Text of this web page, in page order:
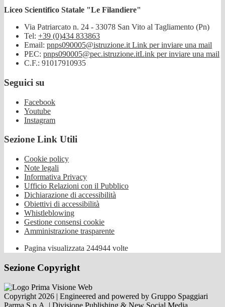
Liceo Scientifico Statale "Le Filandiere"
Via Patriarcato n. 24 - 33078 San Vito al Tagliamento (Pn)
Tel: +39 (0)434 833863
Email: pnps090005@istruzione.it Link per inviare una mail
PEC: pnps090005@pec.istruzione.itLink per inviare una mail
C.F.: 91017910935
Seguici su
Facebook
Youtube
Instagram
Sezione Link Utili
Cookie policy
Note legali
Informativa Privacy
Ufficio Relazioni con il Pubblico
Dichiarazione di accessibilità
Obiettivi di accessibilità
Whistleblowing
Gestione consensi cookie
Amministrazione trasparente
Pagina visualizzata 244944 volte
Sezione Copyright
Copyright 2026 | Engineered and powered by Gruppo Spaggiari
Parma S.p.A. | Divisione Publishing & New Social Media